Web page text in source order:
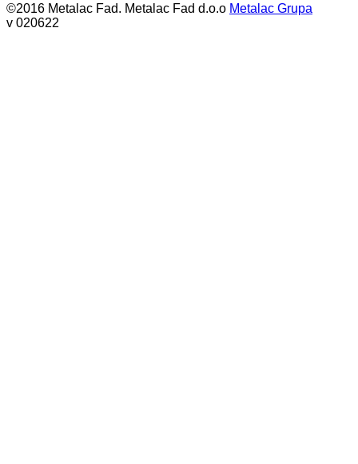
©2016 Metalac Fad. Metalac Fad d.o.o Metalac Grupa
v 020622